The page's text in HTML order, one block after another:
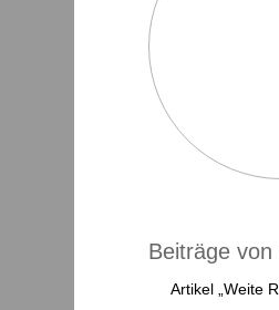
Beiträge von
Artikel „Weite